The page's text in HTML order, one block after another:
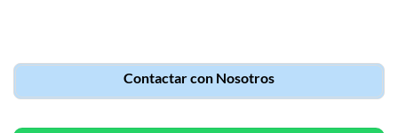
Contactar con Nosotros